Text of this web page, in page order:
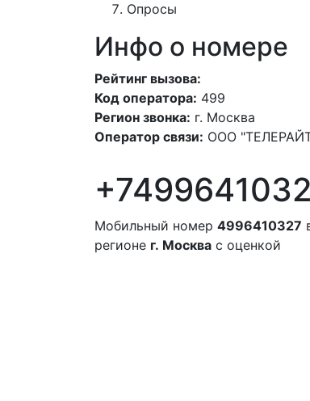
Опросы
Инфо о номере
Рейтинг вызова:
Код оператора: 499
Регион звонка: г. Москва
Оператор связи: ООО
Мобильный номер 4996410327
регионе г. Москва с оценкой